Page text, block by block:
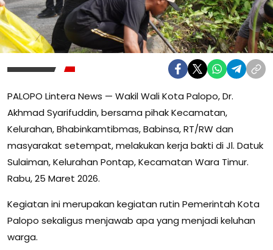
PALOPO Lintera News — Wakil Wali Kota Palopo, Dr.
Akhmad Syarifuddin, bersama pihak Kecamatan,
Kelurahan, Bhabinkamtibmas, Babinsa, RT/RW dan
masyarakat setempat, melakukan kerja bakti di Jl. Datuk
Sulaiman, Kelurahan Pontap, Kecamatan Wara Timur.
Rabu, 25 Maret 2026.
Kegiatan ini merupakan kegiatan rutin Pemerintah Kota
Palopo sekaligus menjawab apa yang menjadi keluhan
warga.